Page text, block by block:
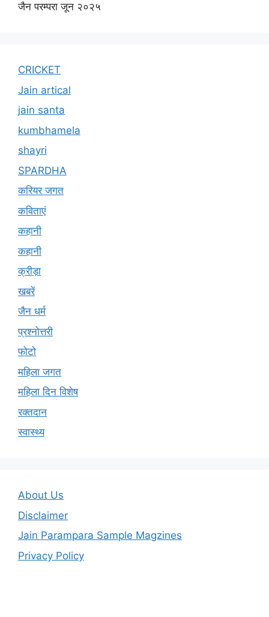
जैन परम्परा जून २०२५
CRICKET
Jain artical
jain santa
kumbhamela
shayri
SPARDHA
करियर जगत
कविताएं
कहानी
कहानी
क्रीड़ा
खबरें
जैन धर्म
प्रश्नोत्तरी
फोटो
महिला जगत
महिला दिन विशेष
रक्तदान
स्वास्थ्य
About Us
Disclaimer
Jain Parampara Sample Magzines
Privacy Policy